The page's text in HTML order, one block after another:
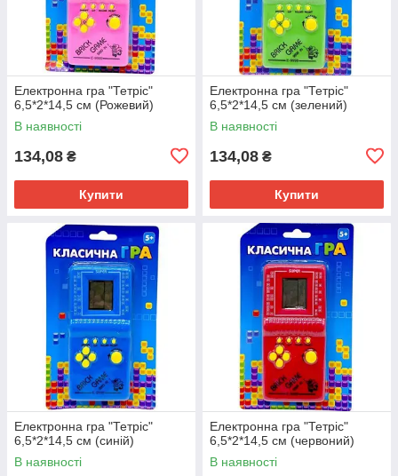
Електронна гра "Тетріс"
6,5*2*14,5 см (Рожевий)
В наявності
134,08 ₴
Купити
Електронна гра "Тетріс"
6,5*2*14,5 см (зелений)
В наявності
134,08 ₴
Купити
Електронна гра "Тетріс"
6,5*2*14,5 см (синій)
В наявності
Електронна гра "Тетріс"
6,5*2*14,5 см (червоний)
В наявності